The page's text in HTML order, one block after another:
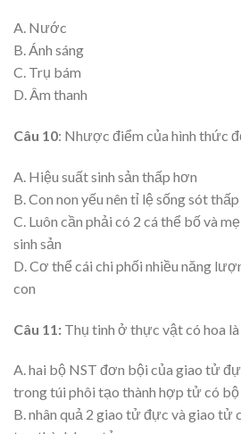
A. Nước
B. Ánh sáng
C. Trụ bám
D. Âm thanh
Câu 10: Nhược điểm của hình thức
A. Hiệu suất sinh sản thấp hơn
B. Con non yếu nên tỉ lệ sống sót
C. Luôn cần phải có 2 cá thể bố và
sinh sản
D. Cơ thể cái chi phối nhiều năng
con
Câu 11: Thụ tinh ở thực vật có hoa
A. hai bộ NST đơn bội của giao tử
trong túi phôi tạo thành hợp tử có
B. nhân quả 2 giao tử đực và giao